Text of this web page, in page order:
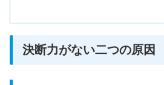
決断力がない二つの原因